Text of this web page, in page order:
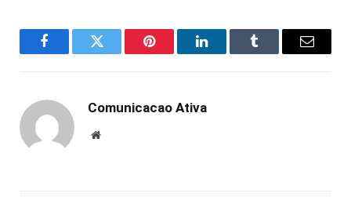
FacebookTwitter Pinterest LinkedInTumblr Email
Comunicacao Ativa
Website